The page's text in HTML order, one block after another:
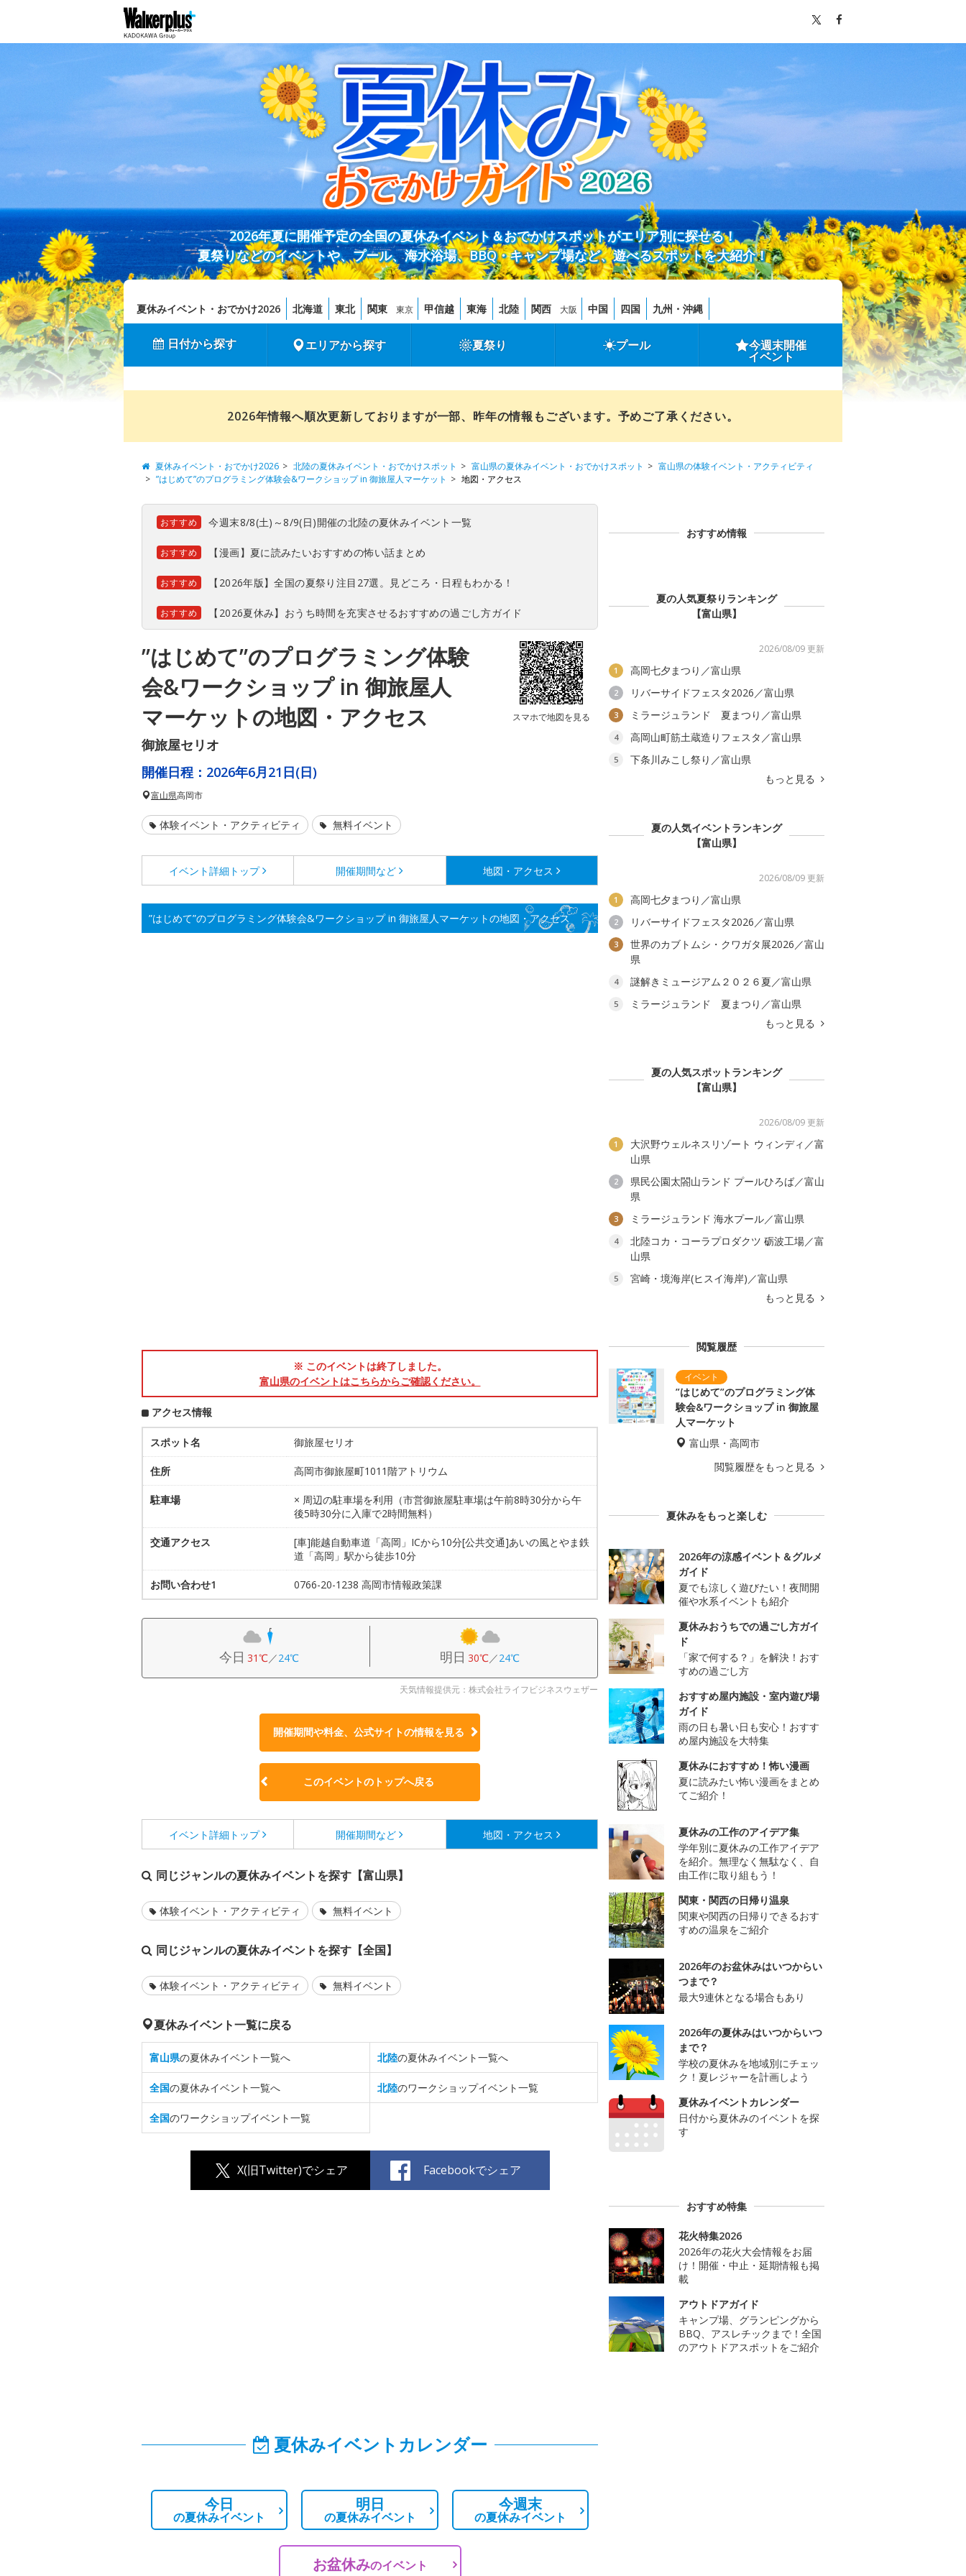
2026年夏に開催予定の全国の夏休みイベント＆おでかけスポットがエリア別に探せる！
夏祭りなどのイベントや、プール、海水浴場、BBQ・キャンプ場など、遊べるスポットを大紹介！
夏休みイベント・おでかけ2026 北海道 東北 関東 東京 甲信越 東海 北陸 関西 大阪 中国 四国 九州・沖縄
日付から探す エリアから探す 夏祭り プール 今週末開催
イベント
2026年情報へ順次更新しておりますが一部、昨年の情報もございます。予めご了承ください。
夏休みイベント・おでかけ2026 北陸の夏休みイベント・おでかけスポット 富山県の夏休みイベント・おでかけスポット
富山県の体験イベント・アクティビティ
”はじめて”のプログラミング体験会&ワークショップ in 御旅屋人マーケット
地図・アクセス
おすすめ 今週末8/8(土)～8/9(日)開催の北陸の夏休みイベント一覧
おすすめ 【漫画】夏に読みたいおすすめの怖い話まとめ
おすすめ 【2026年版】全国の夏祭り注目27選。見どころ・日程もわかる！
おすすめ 【2026夏休み】おうち時間を充実させるおすすめの過ごし方ガイド
”はじめて”のプログラミング体験
会&ワークショップ in 御旅屋人
マーケットの地図・アクセス
御旅屋セリオ
スマホで地図を見る
開催日程： 2026年6月21日(日)
富山県高岡市
体験イベント・アクティビティ 無料イベント
イベント詳細 トップ 開催期間など 地図・アクセス
”はじめて”のプログラミング体験会&ワークショップ in 御旅屋人マーケットの地図・アクセス
※ このイベントは終了しました。
富山県のイベントはこちらからご確認ください。
アクセス情報
スポット名 御旅屋セリオ
住所 高岡市御旅屋町1011階アトリウム
駐車場
× 周辺の駐車場を利用（市営御旅屋駐車場は午前8時30分から午
後5時30分に入庫で2時間無料）
交通アクセス
[車]能越自動車道「高岡」ICから10分[公共交通]あいの風とやま鉄
道「高岡」駅から徒歩10分
お問い合わせ1 0766-20-1238 高岡市情報政策課
今日 31℃／24℃ 明日 30℃／24℃
天気情報提供元：株式会社ライフビジネスウェザー
開催期間や料金、公式サイトの情報を見る
このイベントのトップへ戻る
イベント詳細 トップ 開催期間など 地図・アクセス
同じジャンルの夏休みイベントを探す【富山県】
体験イベント・アクティビティ 無料イベント
同じジャンルの夏休みイベントを探す【全国】
体験イベント・アクティビティ 無料イベント
夏休みイベント一覧に戻る
富山県の夏休みイベント一覧へ 北陸の夏休みイベント一覧へ
全国の夏休みイベント一覧へ 北陸のワークショップイベント一覧
全国のワークショップイベント一覧
X(旧Twitter)でシェア Facebookでシェア
夏休みイベントカレンダー
今日
の夏休みイベント
明日
の夏休みイベント
今週末
の夏休みイベント
お盆休みのイベント
おすすめ情報
夏の人気夏祭りランキング
【富山県】
2026/08/09 更新
1 高岡七夕まつり／富山県
2 リバーサイドフェスタ2026／富山県
3 ミラージュランド 夏まつり／富山県
4 高岡山町筋土蔵造りフェスタ／富山県
5
下条川みこし祭り／富山県
もっと見る
夏の人気イベントランキング
【富山県】
2026/08/09 更新
1 高岡七夕まつり／富山県
2 リバーサイドフェスタ2026／富山県
3
世界のカブトムシ・クワガタ展2026／富山
県
4 謎解きミュージアム２０２６夏／富山県
5
ミラージュランド 夏まつり／富山県
もっと見る
夏の人気スポットランキング
【富山県】
2026/08/09 更新
1
大沢野ウェルネスリゾート ウィンディ／富
山県
2
県民公園太閤山ランド プールひろば／富山
県
3 ミラージュランド 海水プール／富山県
4
北陸コカ・コーラプロダクツ 砺波工場／富
山県
5
宮崎・境海岸(ヒスイ海岸)／富山県
もっと見る
閲覧履歴
”はじめて”のプログラミング体
験会&ワークショップ in 御旅屋
人マーケット
富山県・高岡市
閲覧履歴をもっと見る
夏休みをもっと楽しむ
2026年の涼感イベント＆グルメ
ガイド
夏でも涼しく遊びたい！夜間開
催や水系イベントも紹介
夏休みおうちでの過ごし方ガイ
ド
「家で何する？」を解決！おす
すめの過ごし方
おすすめ屋内施設・室内遊び場
ガイド
雨の日も暑い日も安心！おすす
め屋内施設を大特集
夏休みにおすすめ！怖い漫画
夏に読みたい怖い漫画をまとめ
てご紹介！
夏休みの工作のアイデア集
学年別に夏休みの工作アイデア
を紹介。無理なく無駄なく、自
由工作に取り組もう！
関東・関西の日帰り温泉
関東や関西の日帰りできるおす
すめの温泉をご紹介
2026年のお盆休みはいつからい
つまで？
最大9連休となる場合もあり
2026年の夏休みはいつからいつ
まで？
学校の夏休みを地域別にチェッ
ク！夏レジャーを計画しよう
夏休みイベントカレンダー
日付から夏休みのイベントを探
す
おすすめ特集
花火特集2026
2026年の花火大会情報をお届
け！開催・中止・延期情報も掲
載
アウトドアガイド
キャンプ場、グランピングから
BBQ、アスレチックまで！全国
のアウトドアスポットをご紹介